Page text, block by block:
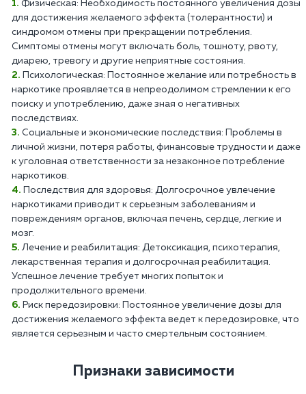
Физическая: Необходимость постоянного увеличения дозы
для достижения желаемого эффекта (толерантности) и
синдромом отмены при прекращении потребления.
Симптомы отмены могут включать боль, тошноту, рвоту,
диарею, тревогу и другие неприятные состояния.
Психологическая: Постоянное желание или потребность в
наркотике проявляется в непреодолимом стремлении к его
поиску и употреблению, даже зная о негативных
последствиях.
Социальные и экономические последствия: Проблемы в
личной жизни, потеря работы, финансовые трудности и даже
к уголовная ответственности за незаконное потребление
наркотиков.
Последствия для здоровья: Долгосрочное увлечение
наркотиками приводит к серьезным заболеваниям и
повреждениям органов, включая печень, сердце, легкие и
мозг.
Лечение и реабилитация: Детоксикация, психотерапия,
лекарственная терапия и долгосрочная реабилитация.
Успешное лечение требует многих попыток и
продолжительного времени.
Риск передозировки: Постоянное увеличение дозы для
достижения желаемого эффекта ведет к передозировке, что
является серьезным и часто смертельным состоянием.
Признаки зависимости